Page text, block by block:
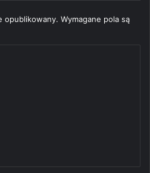
opublikowany. Wymagane pola są